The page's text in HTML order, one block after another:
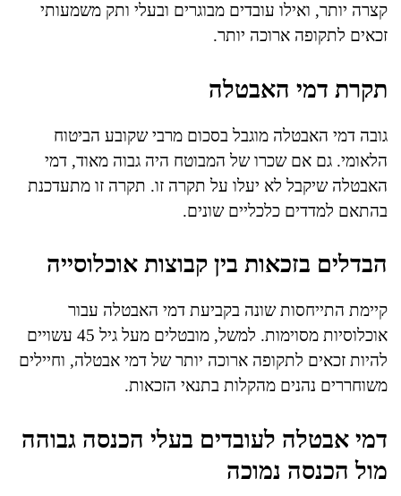
קצרה יותר, ואילו עובדים מבוגרים ובעלי ותק משמעותי
זכאים לתקופה ארוכה יותר.
תקרת דמי האבטלה
גובה דמי האבטלה מוגבל בסכום מרבי שקובע הביטוח
הלאומי. גם אם שכרו של המבוטח היה גבוה מאוד, דמי
האבטלה שיקבל לא יעלו על תקרה זו. תקרה זו מתעדכנת
בהתאם למדדים כלכליים שונים.
הבדלים בזכאות בין קבוצות אוכלוסייה
קיימת התייחסות שונה בקביעת דמי האבטלה עבור
אוכלוסיות מסוימות. למשל, מובטלים מעל גיל 45 עשויים
להיות זכאים לתקופה ארוכה יותר של דמי אבטלה, וחיילים
משוחררים נהנים מהקלות בתנאי הזכאות.
דמי אבטלה לעובדים בעלי הכנסה גבוהה
מול הכנסה נמוכה